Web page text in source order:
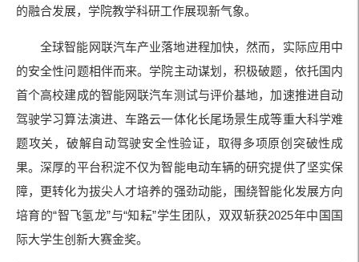
的融合发展，学院教学科研工作展现新气象。
全球智能网联汽车产业落地进程加快，然而，实际应用中
的安全性问题相伴而来。学院主动谋划，积极破题，依托国内
首个高校建成的智能网联汽车测试与评价基地，加速推进自动
驾驶学习算法演进、车路云一体化长尾场景生成等重大科学难
题攻关，破解自动驾驶安全性验证，取得多项原创突破性成
果。深厚的平台积淀不仅为智能电动车辆的研究提供了坚实保
障，更转化为拔尖人才培养的强劲动能，围绕智能化发展方向
培育的“智飞氢龙”与“知耘”学生团队，双双斩获2025年中国国
际大学生创新大赛金奖。